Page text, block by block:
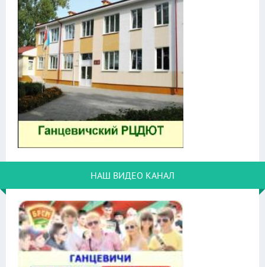
НАШ ВИДЕО КАНАЛ